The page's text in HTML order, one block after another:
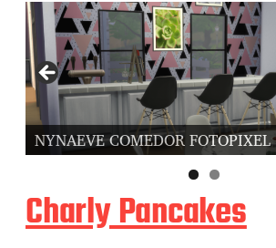
NYNAEVE SALON FOTOPIXEL
Charly Pancakes